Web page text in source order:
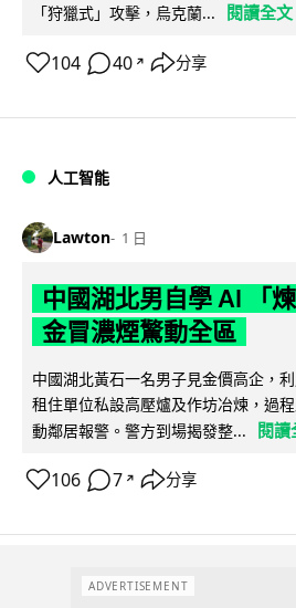
「狩獵式」攻擊，烏克蘭...
閱讀全文
104 40 ↗ 分享
人工智能
Lawton 1 日
中國湖北男自學 AI 「
金冒濃煙驚動全區
中國湖北黃石一名男子見金價高企，
租住單位私設高壓爐及作坊冶煉，過
動鄰居報警。警方到場揭發整...
閱讀
106 7 ↗ 分享
ADVERTISEMENT